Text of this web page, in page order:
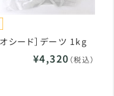
オシード］デーツ 1kg
¥4,320 （税込）